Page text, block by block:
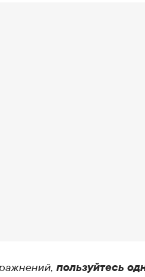
пользуйтесь